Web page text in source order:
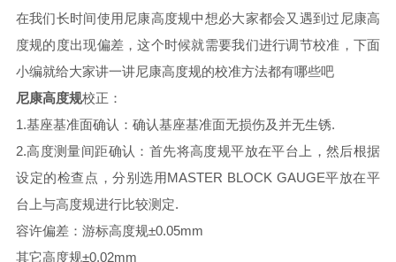
在我们长时间使用尼康高度规中想必大家都会又遇到过尼康高
度规的度出现偏差，这个时候就需要我们进行调节校准，下面
小编就给大家讲一讲尼康高度规的校准方法都有哪些吧
尼康高度规校正：
1.基座基准面确认：确认基座基准面无损伤及并无生锈.
2.高度测量间距确认：首先将高度规平放在平台上，然后根据
设定的检查点，分别选用MASTER BLOCK GAUGE平放在平
台上与高度规进行比较测定.
容许偏差：游标高度规±0.05mm
其它高度规±0.02mm